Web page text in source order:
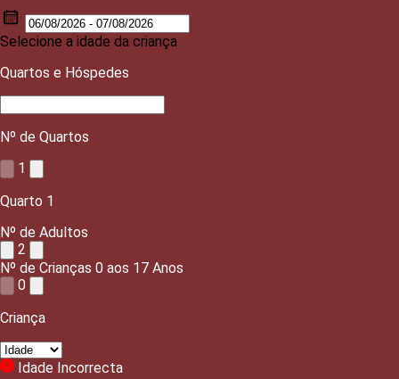
Selecione a idade da criança
Quartos e Hóspedes
Nº de Quartos
1
Quarto 1
Nº de Adultos
2
Nº de Crianças 0 aos 17 Anos
0
Criança
Idade Incorrecta